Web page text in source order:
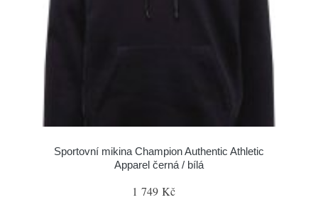
Sportovní mikina Champion Authentic Athletic
Apparel černá / bílá
1 749 Kč